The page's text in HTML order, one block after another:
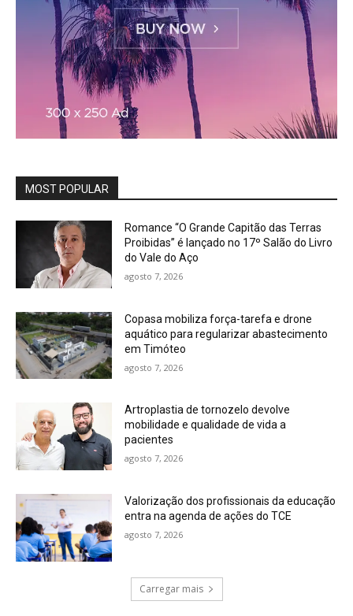
MOST POPULAR
Romance “O Grande Capitão das Terras
Proibidas” é lançado no 17º Salão do Livro
do Vale do Aço
agosto 7, 2026
Copasa mobiliza força-tarefa e drone
aquático para regularizar abastecimento
em Timóteo
agosto 7, 2026
Artroplastia de tornozelo devolve
mobilidade e qualidade de vida a
pacientes
agosto 7, 2026
Valorização dos profissionais da educação
entra na agenda de ações do TCE
agosto 7, 2026
Carregar mais